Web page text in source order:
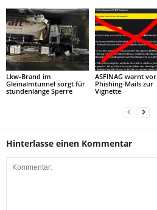
Lkw-Brand im
Gleinalmtunnel sorgt für
stundenlange Sperre
ASFINAG warnt vor
Phishing-Mails zur
Vignette
Hinterlasse einen Kommentar